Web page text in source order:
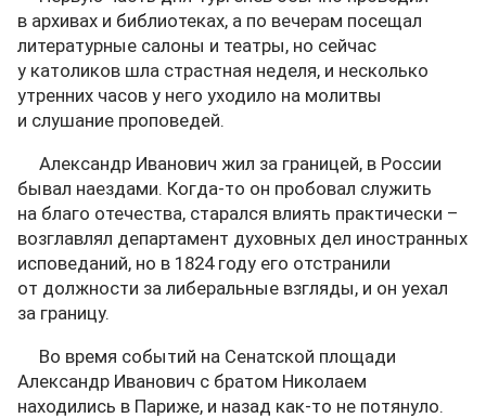
в архивах и библиотеках, а по вечерам посещал
литературные салоны и театры, но сейчас
у католиков шла страстная неделя, и несколько
утренних часов у него уходило на молитвы
и слушание проповедей.
Александр Иванович жил за границей, в России
бывал наездами. Когда-то он пробовал служить
на благо отечества, старался влиять практически –
возглавлял департамент духовных дел иностранных
исповеданий, но в 1824 году его отстранили
от должности за либеральные взгляды, и он уехал
за границу.
Во время событий на Сенатской площади
Александр Иванович с братом Николаем
находились в Париже, и назад как-то не потянуло.